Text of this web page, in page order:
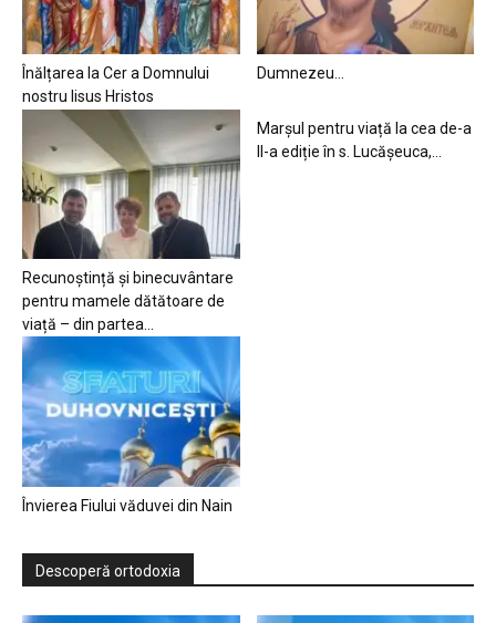
Înălțarea la Cer a Domnului
nostru Iisus Hristos
Dumnezeu…
Recunoștință și binecuvântare
pentru mamele dătătoare de
viață – din partea...
Marșul pentru viață la cea de-a
II-a ediție în s. Lucășeuca,...
Învierea Fiului văduvei din Nain
Descoperă ortodoxia